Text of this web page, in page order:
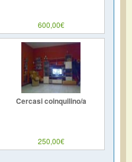
600,00€
Cercasi coinquilino/a
250,00€